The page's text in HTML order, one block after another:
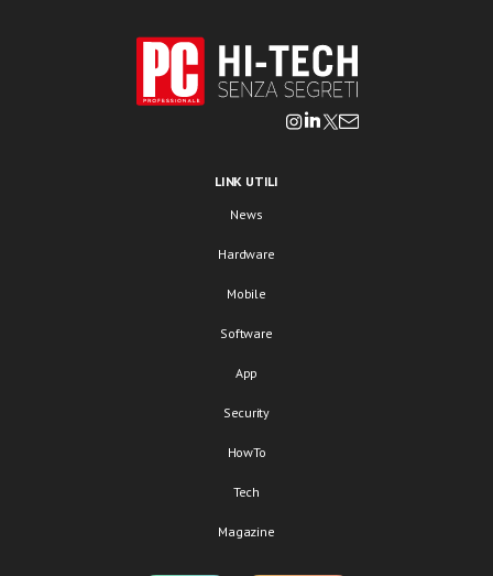
LINK UTILI
News
Hardware
Mobile
Software
App
Security
HowTo
Tech
Magazine